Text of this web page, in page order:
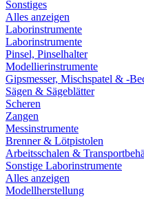
Sonstiges
Alles anzeigen
Laborinstrumente
Laborinstrumente
Pinsel, Pinselhalter
Modellierinstrumente
Gipsmesser, Mischspatel & -
Sägen & Sägeblätter
Scheren
Zangen
Messinstrumente
Brenner & Lötpistolen
Arbeitsschalen &
Sonstige Laborinstrumente
Alles anzeigen
Modellherstellung